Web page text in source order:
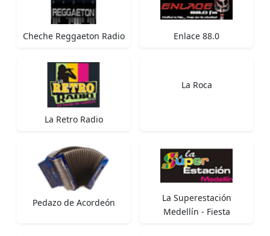
Cheche Reggaeton Radio Enlace 88.0
La Retro Radio
La Roca
Pedazo de Acordeón
La Superestación
Medellín - Fiesta